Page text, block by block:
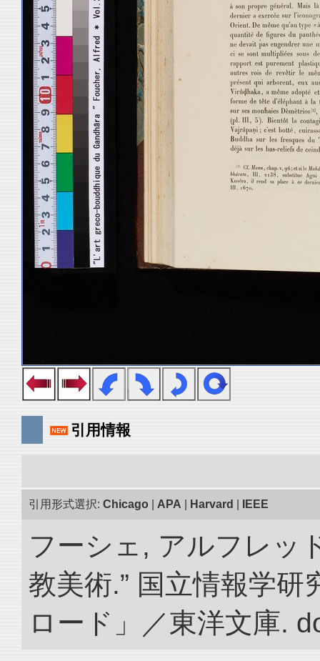
引用情報
引用形式選択: Chicago APA Harvard IEEE
フーシェ, アルフレッ
教美術.” 国立情報学
ロード」／東洋文庫.